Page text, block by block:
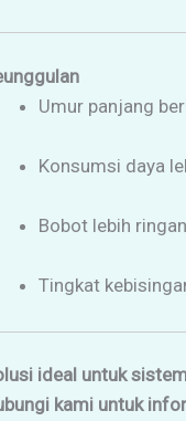
Umur panjang
Konsumsi daya
Bobot lebih
Tingkat
ideal untuk
kami untuk